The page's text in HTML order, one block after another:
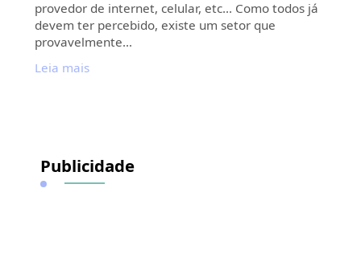
provedor de internet, celular, etc… Como todos já
devem ter percebido, existe um setor que
provavelmente…
Leia mais
Publicidade